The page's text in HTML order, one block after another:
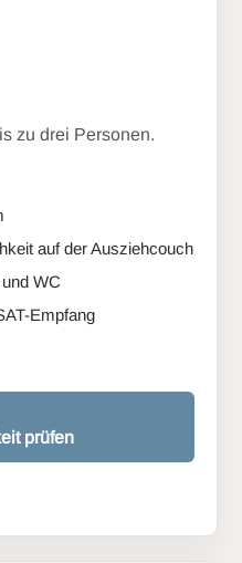
zu drei Personen.
auf der Ausziehcouch
WC
Empfang
prüfen